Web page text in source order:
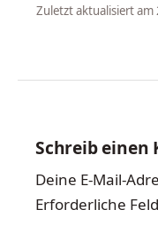
Zuletzt aktualisiert am
Schreib einen
Deine E-Mail-
Erforderliche